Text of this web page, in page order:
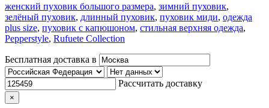
женский пуховик большого размера, зимний пуховик,
зелёный пуховик, длинный пуховик, пуховик миди, одежда
plus size, пуховик с капюшоном, стильная верхняя одежда,
Pepperstyle, Rufuete Collection
Бесплатная доставка в
Рассчитать доставку
×